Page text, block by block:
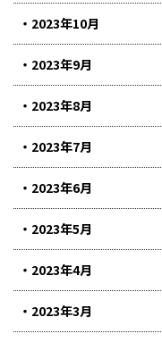
2023年10月
2023年9月
2023年8月
2023年7月
2023年6月
2023年5月
2023年4月
2023年3月